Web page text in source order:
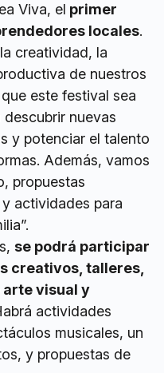
Viva, el primer
locales.
creatividad, la
de nuestros
este festival sea
nuevas
y potenciar el talento
Además, vamos
propuestas
actividades para
se podrá participar
creativos, talleres,
visual y
actividades
musicales, un
y propuestas de